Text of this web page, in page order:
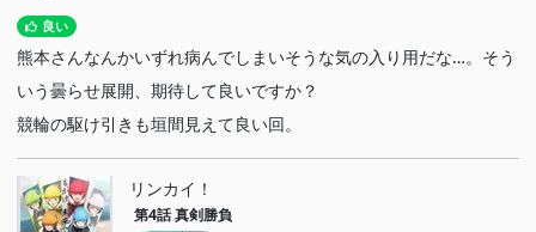
良い
熊本さんなんかいずれ病んでしまいそうな気の入り用だな…。そう
いう曇らせ展開、期待して良いですか？
競輪の駆け引きも垣間見えて良い回。
リンカイ！
第4話 真剣勝負